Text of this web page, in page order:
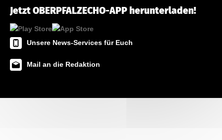
Jetzt OBERPFALZECHO-APP herunterladen!
Unsere News-Services für Euch
Mail an die Redaktion